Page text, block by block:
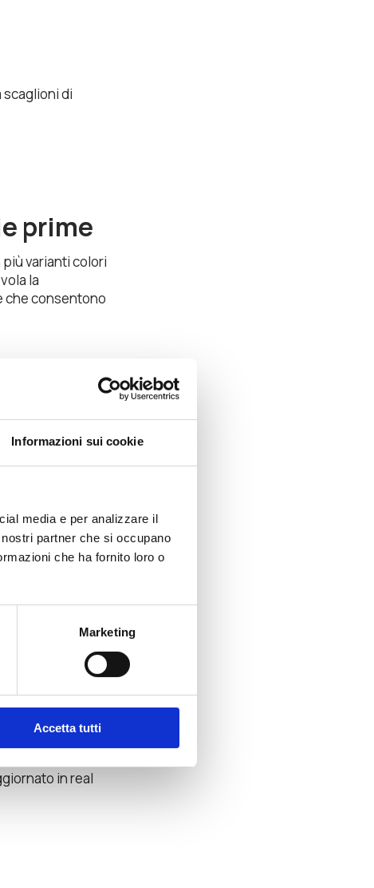
Informazioni sui cookie
media e per analizzare il
partner che si occupano
che ha fornito loro o
Marketing
Accetta tutti
di
prime
varianti colori
la
che consentono
i cicli di
per Ordine di
fasi di
spinto della
in real